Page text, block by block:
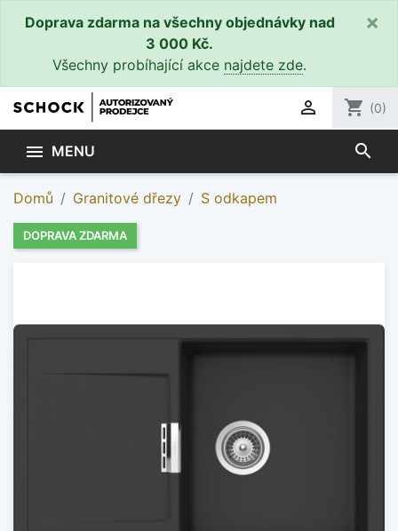
Doprava zdarma na všechny objednávky nad
3 000 Kč.
Všechny probíhající akce najdete zde.
×
 shopping_cart (0)
 MENU search
Domů Granitové dřezy S odkapem
DOPRAVA ZDARMA